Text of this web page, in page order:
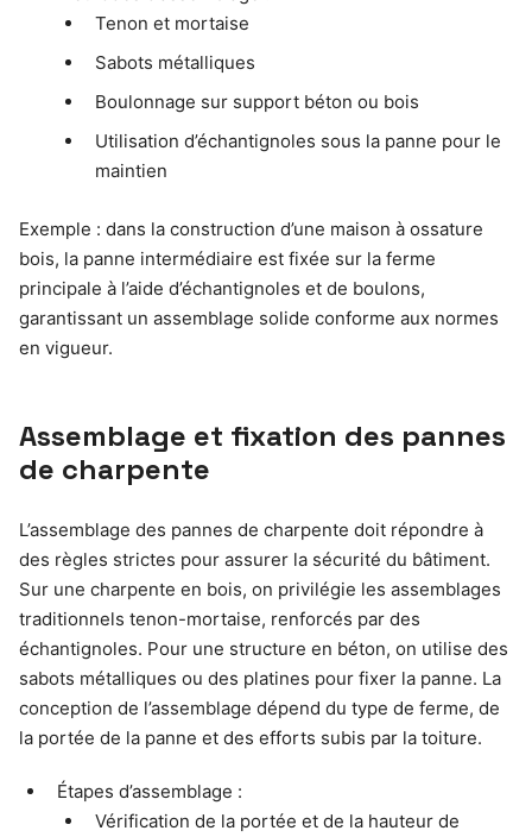
Tenon et mortaise
Sabots métalliques
Boulonnage sur support béton ou bois
Utilisation d’échantignoles sous la panne pour le
maintien
Exemple : dans la construction d’une maison à ossature
bois, la panne intermédiaire est fixée sur la ferme
principale à l’aide d’échantignoles et de boulons,
garantissant un assemblage solide conforme aux normes
en vigueur.
Assemblage et fixation des pannes
de charpente
L’assemblage des pannes de charpente doit répondre à
des règles strictes pour assurer la sécurité du bâtiment.
Sur une charpente en bois, on privilégie les assemblages
traditionnels tenon-mortaise, renforcés par des
échantignoles. Pour une structure en béton, on utilise des
sabots métalliques ou des platines pour fixer la panne. La
conception de l’assemblage dépend du type de ferme, de
la portée de la panne et des efforts subis par la toiture.
Étapes d’assemblage :
Vérification de la portée et de la hauteur de